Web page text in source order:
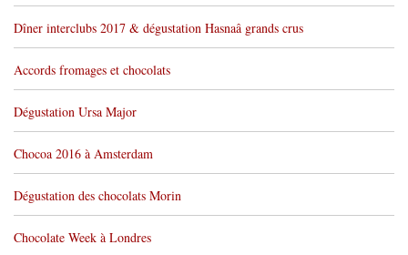
Dîner interclubs 2017 & dégustation Hasnaâ grands crus
Accords fromages et chocolats
Dégustation Ursa Major
Chocoa 2016 à Amsterdam
Dégustation des chocolats Morin
Chocolate Week à Londres